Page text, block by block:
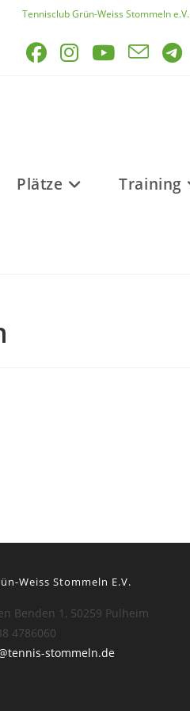
Tennisclub Grün-Weiss Stommeln e.V.
Plätze Training
Weiss Stommeln E.V.
Benden 1, 50259 Pulheim
4786060
stommeln.de